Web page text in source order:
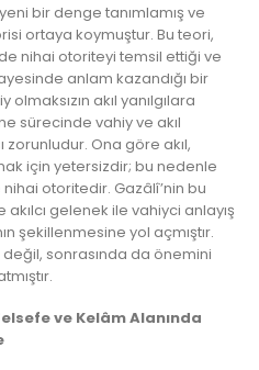
bir denge tanımlamış ve
ortaya koymuştur. Bu teori,
nihai otoriteyi temsil ettiği ve
anlam kazandığı bir
akıl yanılgılara
sürecinde vahiy ve akıl
zorunludur. Ona göre akıl,
için yetersizdir; bu nedenle
otoritedir. Gazâlî’nin bu
gelenek ile vahiyci anlayış
şekillenmesine yol açmıştır.
sonrasında da önemini
ve Kelâm Alanında